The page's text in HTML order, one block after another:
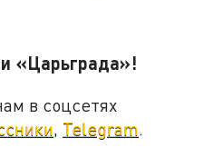
«Царьграда»!
в соцсетях
, Telegram.